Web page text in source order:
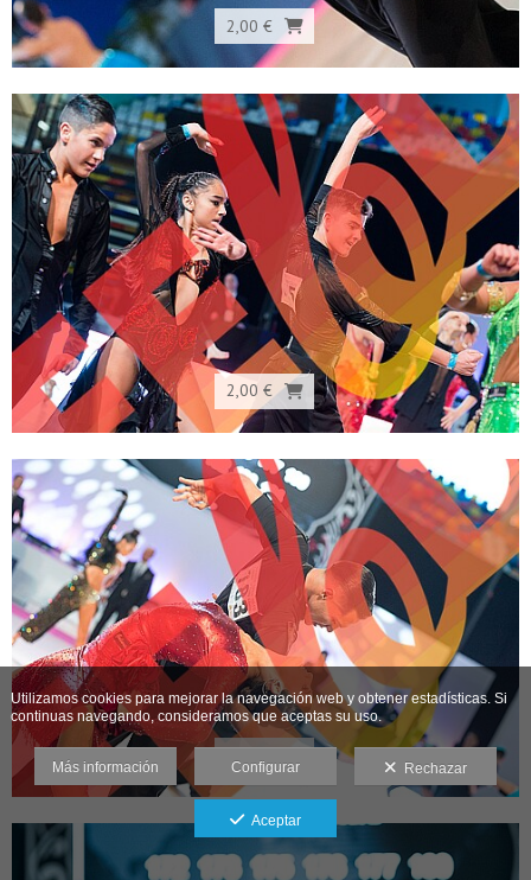
2,00 €
2,00 €
Utilizamos cookies para mejorar la navegación web y obtener estadísticas. Si
continuas navegando, consideramos que aceptas su uso.
Más información Configurar Rechazar
Aceptar